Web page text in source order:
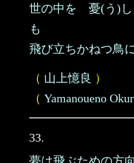
世の中を 憂(う)し
も
飛び立ちかねつ鳥
（ 山上憶良 ）
（ Yamanoueno
33.